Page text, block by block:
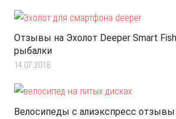
Отзывы на Эхолот Deeper Smart
рыбалки
14.07.2018
Велосипеды с алиэкспресс отзывы